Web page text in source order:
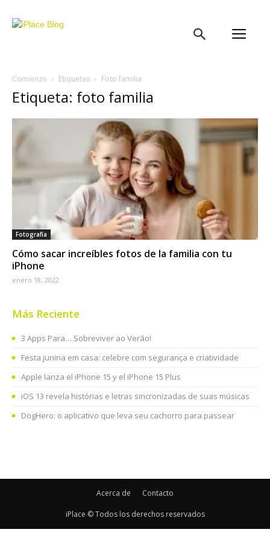
Comienzo Etiquetas Foto familia
Etiqueta: foto familia
Fotografía
Cómo sacar increíbles fotos de la familia con tu
iPhone
enero 18, 2022
Más Reciente
3 Apps Para… Sobreviver ao Verão!
Festa junina em casa: celebre com segurança e criatividade
Apple lanza el iPhone 15 y el iPhone 15 Plus
iOS 13 revela histórias e letras sincronizadas de suas músicas
DogHero: o aplicativo que leva seu cachorro para passear
Acerca de Contacto
iPlace © Todos los derechos reservados